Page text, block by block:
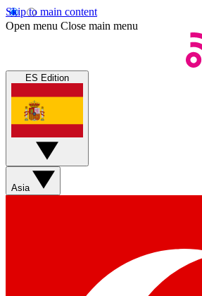
Skip to main content
Open menu Close main menu
ES Edition
Asia